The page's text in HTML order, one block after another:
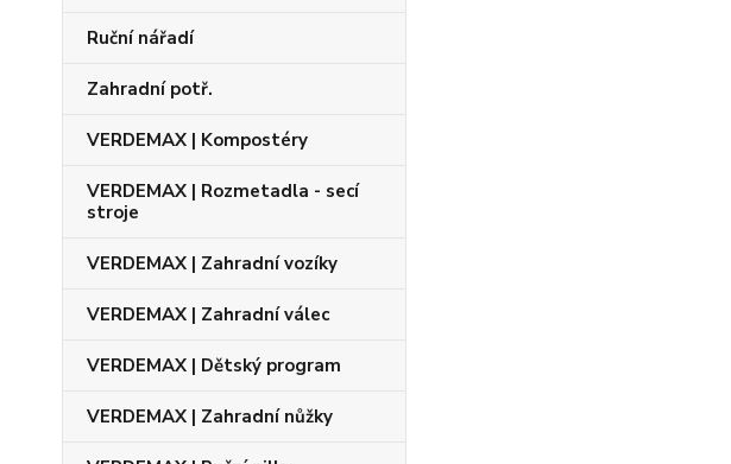
Ruční nářadí
Zahradní potř.
VERDEMAX | Kompostéry
VERDEMAX | Rozmetadla - secí
stroje
VERDEMAX | Zahradní vozíky
VERDEMAX | Zahradní válec
VERDEMAX | Dětský program
VERDEMAX | Zahradní nůžky